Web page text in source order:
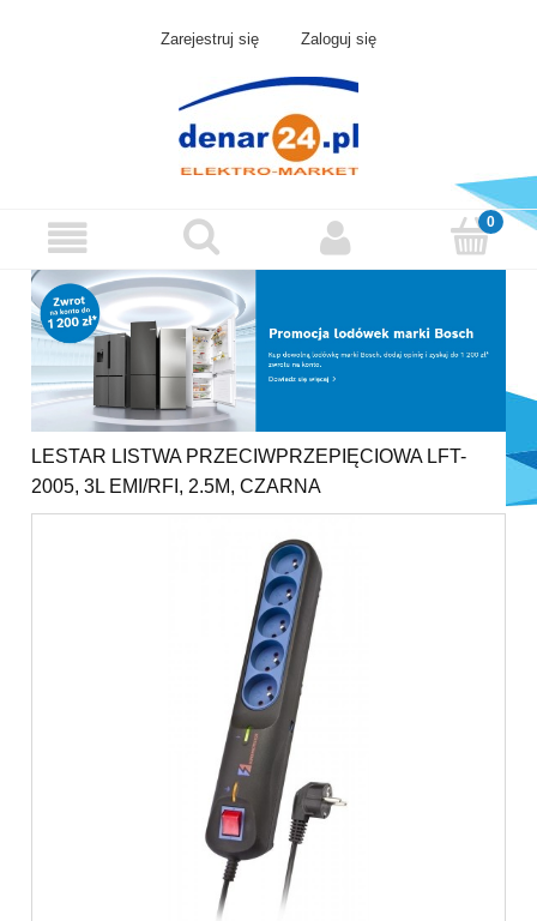
Zarejestruj się Zaloguj się
LESTAR LISTWA PRZECIWPRZEPIĘCIOWA LFT-
2005, 3L EMI/RFI, 2.5M, CZARNA